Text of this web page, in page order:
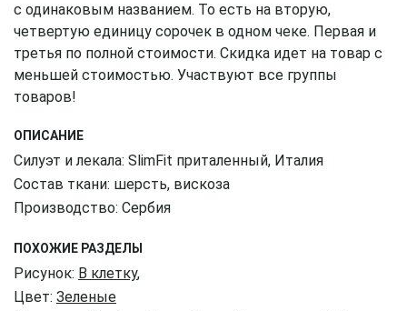
с одинаковым названием. То есть на вторую,
четвертую единицу сорочек в одном чеке. Первая и
третья по полной стоимости. Скидка идет на товар с
меньшей стоимостью. Участвуют все группы
товаров!
ОПИСАНИЕ
Силуэт и лекала: SlimFit приталенный, Италия
Состав ткани: шерсть, вискоза
Производство: Сербия
ПОХОЖИЕ РАЗДЕЛЫ
Рисунок: В клетку,
Цвет: Зеленые